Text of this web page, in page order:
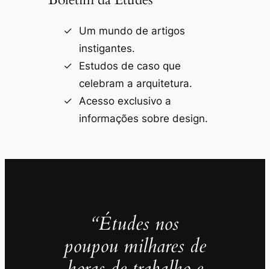
Um mundo de artigos
instigantes.
Estudos de caso que
celebram a arquitetura.
Acesso exclusivo a
informações sobre design.
“Études nos
poupou milhares de